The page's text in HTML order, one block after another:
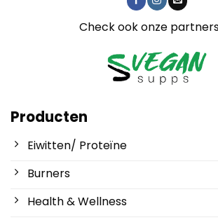
Check ook onze
Producten
Eiwitten/ Proteïne
Burners
Health & Wellness